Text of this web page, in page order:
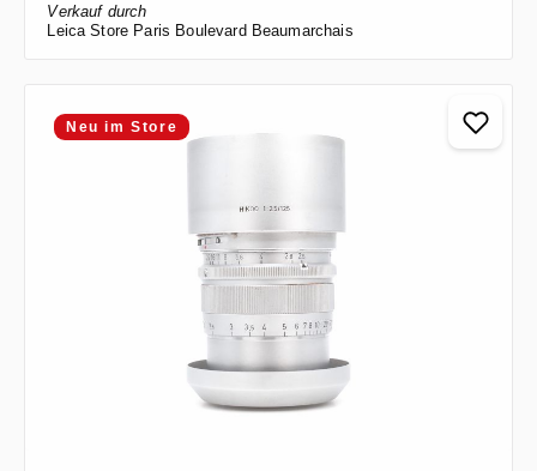
Verkauf durch
Leica Store Paris Boulevard Beaumarchais
Neu im Store